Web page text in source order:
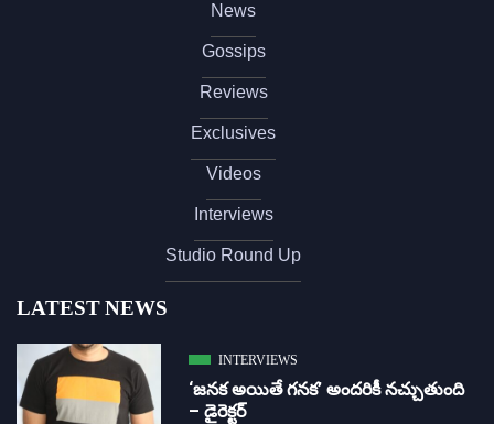
News
Gossips
Reviews
Exclusives
Videos
Interviews
Studio Round Up
LATEST NEWS
INTERVIEWS
‘జ‌న‌క అయితే గ‌న‌క‌’ అందరికీ నచ్చుతుంది
– డైరెక్ట‌ర్